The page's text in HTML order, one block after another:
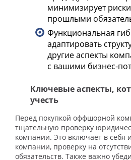
минимизирует
прошлыми
Функциональная
адаптировать
другие аспекты
с вашими бизнес-
Ключевые аспекты,
учесть
Перед покупкой оффшорной
тщательную проверку
компании. Это включает в себя
компании, проверку на
обязательств. Также важно